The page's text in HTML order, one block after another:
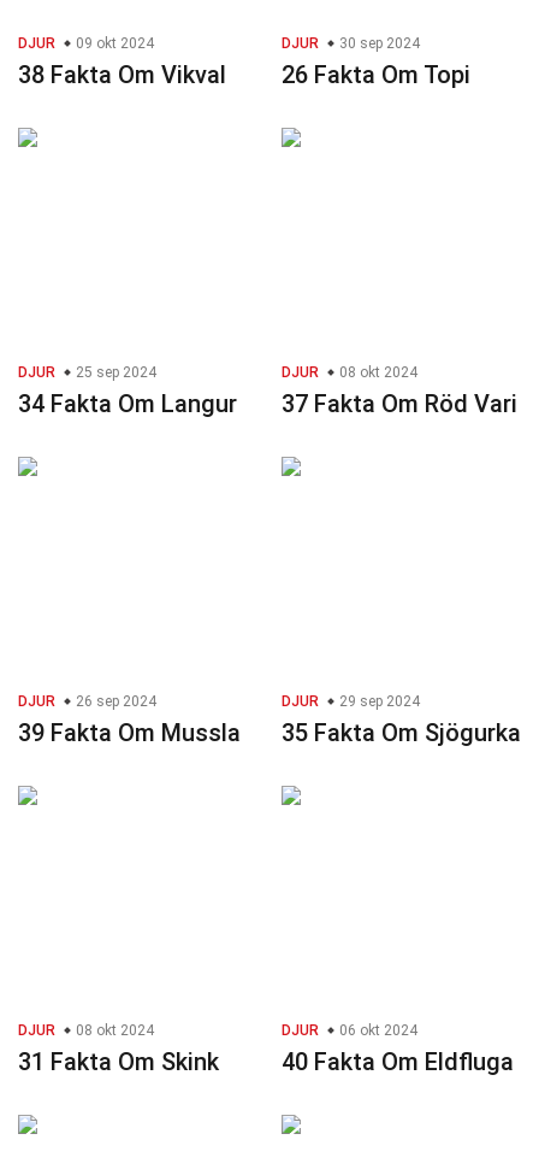
DJUR 09 okt 2024
38 Fakta Om Vikval
DJUR 30 sep 2024
26 Fakta Om Topi
DJUR 25 sep 2024
34 Fakta Om Langur
DJUR 08 okt 2024
37 Fakta Om Röd Vari
DJUR 26 sep 2024
39 Fakta Om Mussla
DJUR 29 sep 2024
35 Fakta Om Sjögurka
DJUR 08 okt 2024
31 Fakta Om Skink
DJUR 06 okt 2024
40 Fakta Om Eldfluga